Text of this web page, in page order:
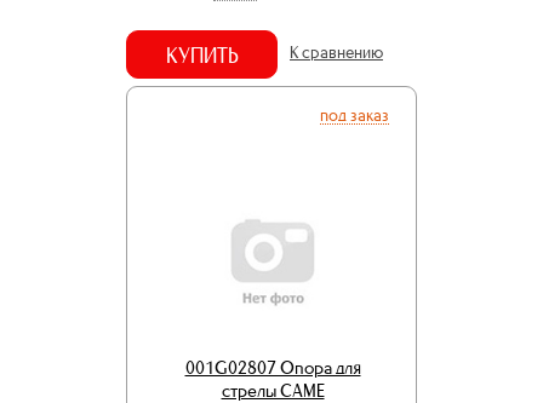
КУПИТЬ К сравнению
под заказ
001G02807 Опора для
стрелы CAME